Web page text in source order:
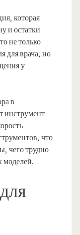
которая
и остатки
не только
для врача, но
у
в
инструмент
что
чего трудно
моделей.